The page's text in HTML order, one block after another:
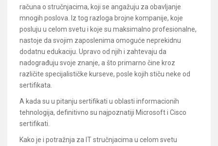
računa o stručnjacima, koji se angažuju za obavljanje
mnogih poslova. Iz tog razloga brojne kompanije, koje
posluju u celom svetu i koje su maksimalno profesionalne,
nastoje da svojim zaposlenima omoguće neprekidnu
dodatnu edukaciju. Upravo od njih i zahtevaju da
nadograđuju svoje znanje, a što primarno čine kroz
različite specijalističke kurseve, posle kojih stiču neke od
sertifikata.
A kada su u pitanju sertifikati u oblasti informacionih
tehnologija, definitivno su najpoznatiji Microsoft i Cisco
sertifikati.
Kako je i potražnja za IT stručnjacima u celom svetu